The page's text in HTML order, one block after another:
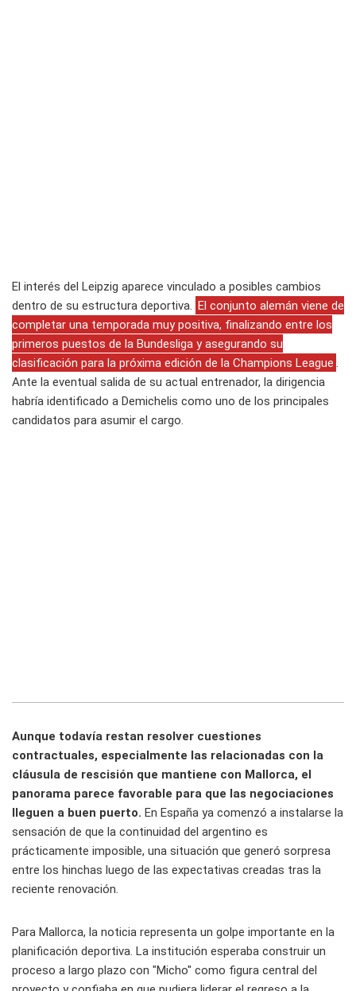
El interés del Leipzig aparece vinculado a posibles cambios
dentro de su estructura deportiva.
El conjunto alemán viene de
completar una temporada muy positiva, finalizando entre los
primeros puestos de la Bundesliga y asegurando su
clasificación para la próxima edición de la Champions League
Ante la eventual salida de su actual entrenador, la dirigencia
habría identificado a Demichelis como uno de los principales
candidatos para asumir el cargo.
Aunque todavía restan resolver cuestiones
contractuales, especialmente las relacionadas con la
cláusula de rescisión que mantiene con Mallorca, el
panorama parece favorable para que las negociaciones
lleguen a buen puerto. En España ya comenzó a instalarse la
sensación de que la continuidad del argentino es
prácticamente imposible, una situación que generó sorpresa
entre los hinchas luego de las expectativas creadas tras la
reciente renovación.
Para Mallorca, la noticia representa un golpe importante en la
planificación deportiva. La institución esperaba construir un
proceso a largo plazo con "Micho" como figura central del